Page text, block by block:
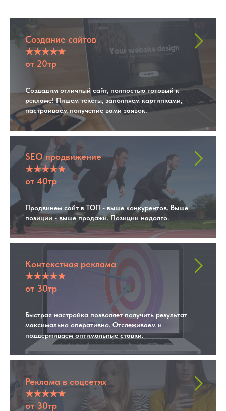
Создание сайтов
★★★★★
от 20тр
Создадим отличный сайт, полностью готовый к
рекламе! Пишем тексты, заполняем картинками,
настраиваем получение вами заявок.
SEO продвижение
★★★★★
от 40тр
Продвинем сайт в ТОП - выше конкурентов. Выше
позиции - выше продажи. Позиции надолго.
Контекстная реклама
★★★★★
от 30тр
Быстрая настройка позволяет получить результат
максимально оперативно. Отслеживаем и
поддерживаем оптимальные ставки.
Реклама в соцсетях
★★★★★
от 30тр